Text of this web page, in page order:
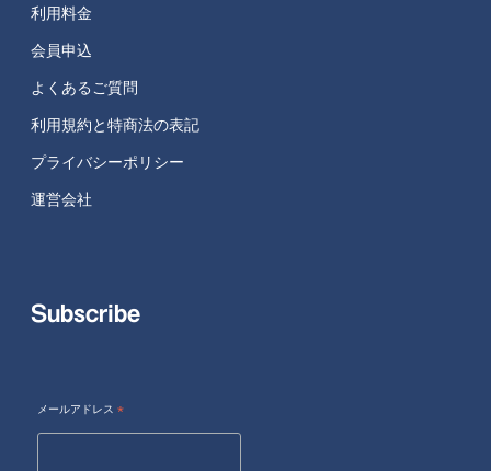
利用料金
会員申込
よくあるご質問
利用規約と特商法の表記
プライバシーポリシー
運営会社
Subscribe
メールアドレス *